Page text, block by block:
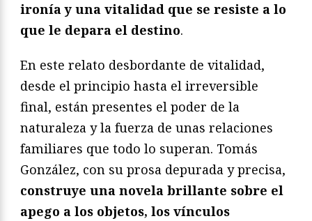
ironía y una vitalidad que se resiste a lo
que le depara el destino.
En este relato desbordante de vitalidad,
desde el principio hasta el irreversible
final, están presentes el poder de la
naturaleza y la fuerza de unas relaciones
familiares que todo lo superan. Tomás
González, con su prosa depurada y precisa,
construye una novela brillante sobre el
apego a los objetos, los vínculos